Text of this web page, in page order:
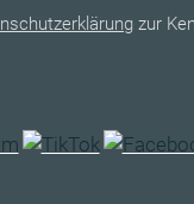
zur